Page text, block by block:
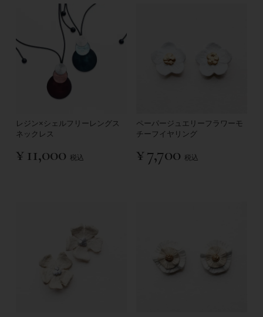
レジン×シェルフリーレングス
ネックレス
¥ 11,000 税込
ペーパージュエリーフラワーモ
チーフイヤリング
¥7,700 税込